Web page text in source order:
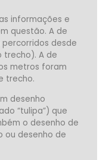
informações e
questão. A de
desde
trecho). A de
metros foram
trecho.
desenho
“tulipa”) que
o desenho de
ou desenho de